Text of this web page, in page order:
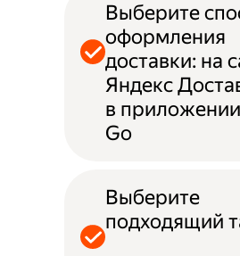
Выберите
оформления
доставки: на
Яндекс
в
Go
Выберите
подходящий